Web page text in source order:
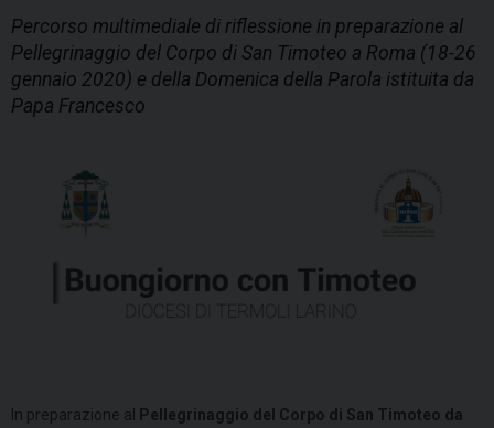
Percorso multimediale di riflessione in preparazione al
Pellegrinaggio del Corpo di San Timoteo a Roma (18-26
gennaio 2020) e della Domenica della Parola istituita da
Papa Francesco
In preparazione al
Pellegrinaggio del Corpo di San Timoteo da